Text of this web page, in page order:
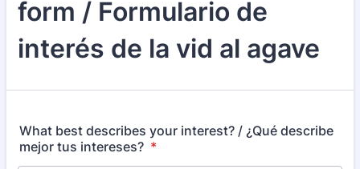
form / Formulario de
interés de la vid al agave
What best describes your interest? / ¿Qué describe
mejor tus intereses? *